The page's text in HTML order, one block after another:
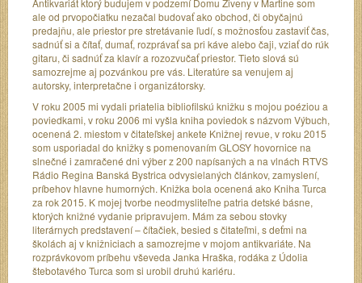
Antikvariát ktorý budujem v podzemí Domu Živeny v Martine som
ale od prvopočiatku nezačal budovať ako obchod, či obyčajnú
predajňu, ale priestor pre stretávanie ľudí, s možnosťou zastaviť čas,
sadnúť si a čítať, dumať, rozprávať sa pri káve alebo čaji, vziať do rúk
gitaru, či sadnúť za klavír a rozozvučať priestor. Tieto slová sú
samozrejme aj pozvánkou pre vás. Literatúre sa venujem aj
autorsky, interpretačne i organizátorsky.
V roku 2005 mi vydali priatelia bibliofilskú knižku s mojou poéziou a
poviedkami, v roku 2006 mi vyšla kniha poviedok s názvom Výbuch,
ocenená 2. miestom v čitateľskej ankete Knižnej revue, v roku 2015
som usporiadal do knižky s pomenovaním GLOSY hovornice na
slnečné i zamračené dni výber z 200 napísaných a na vlnách RTVS
Rádio Regina Banská Bystrica odvysielaných článkov, zamyslení,
príbehov hlavne humorných. Knižka bola ocenená ako Kniha Turca
za rok 2015. K mojej tvorbe neodmysliteľne patria detské básne,
ktorých knižné vydanie pripravujem. Mám za sebou stovky
literárnych predstavení – čítačiek, besied s čitateľmi, s deťmi na
školách aj v knižniciach a samozrejme v mojom antikvariáte. Na
rozprávkovom príbehu vševeda Janka Hraška, rodáka z Údolia
štebotavého Turca som si urobil druhú kariéru.